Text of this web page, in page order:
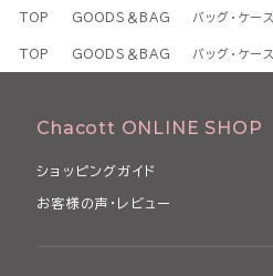
TOP GOODS＆BAG バッグ・ケース
TOP GOODS＆BAG バッグ・ケース
Chacott ONLINE SHOP
ショッピングガイド
お客様の声・レビュー